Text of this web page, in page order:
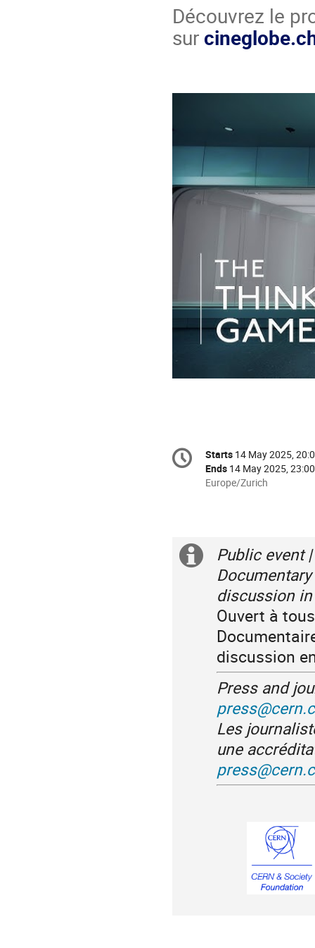
Découvrez le
sur
Conference
information
Date/Time
Starts 14 May 2025,
Ends 14 May 2025, 23:00
All
Europe/Zurich
Extra
information
Public event
discussion
Ouvert à
discussion
Press and
Les
une